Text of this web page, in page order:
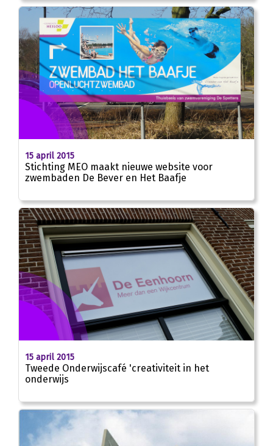
15 april 2015
Stichting MEO maakt nieuwe website voor
zwembaden De Bever en Het Baafje
15 april 2015
Tweede Onderwijscafé 'creativiteit in het
onderwijs